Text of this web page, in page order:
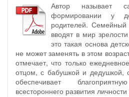
Автор называет
формировании у
родителей. Семейный
вводят в мир
это такая основа
не может заменять в этом
отмечает, что только
отцом, с бабушкой и дедушкой,
обеспечивает
всестороннего развития